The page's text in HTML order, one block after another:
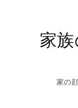
家
家の